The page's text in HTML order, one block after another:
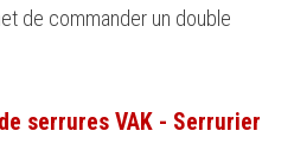
de commander un double
serrures VAK - Serrurier